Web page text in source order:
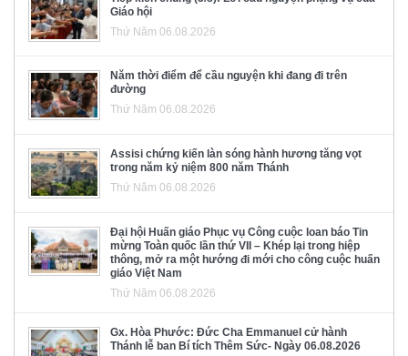
Giáo hội
Thứ Năm 06.08.2026
Năm thời điểm để cầu nguyện khi đang đi trên
đường
Thứ Năm 06.08.2026
Assisi chứng kiến làn sóng hành hương tăng vọt
trong năm kỷ niệm 800 năm Thánh
Thứ Năm 06.08.2026
Đại hội Huấn giáo Phục vụ Công cuộc loan báo Tin
mừng Toàn quốc lần thứ VII – Khép lại trong hiệp
thông, mở ra một hướng đi mới cho công cuộc huấn
giáo Việt Nam
Thứ Năm 06.08.2026
Gx. Hòa Phước: Đức Cha Emmanuel cử hành
Thánh lễ ban Bí tích Thêm Sức- Ngày 06.08.2026